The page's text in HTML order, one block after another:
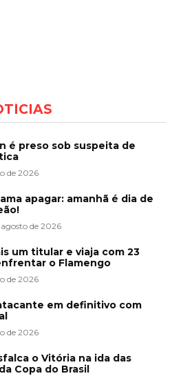
é preso sob suspeita de
de 2026
apagar: amanhã é dia de
de 2026
um titular e viaja com 23
o Flamengo
de 2026
em definitivo com
de 2026
o Vitória na ida das
Copa do Brasil